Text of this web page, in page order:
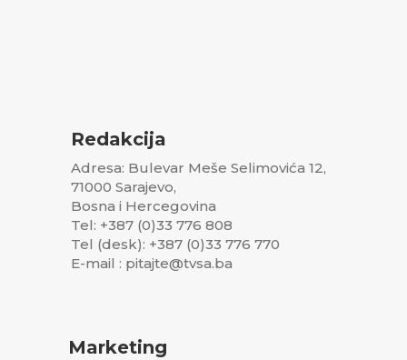
Redakcija
Adresa: Bulevar Meše Selimovića 12,
71000 Sarajevo,
Bosna i Hercegovina
Tel: +387 (0)33 776 808
Tel (desk): +387 (0)33 776 770
E-mail : pitajte@tvsa.ba
Marketing